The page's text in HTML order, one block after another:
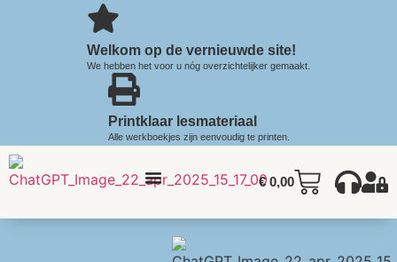
Welkom op de vernieuwde site!
We hebben het voor u nóg overzichtelijker gemaakt.
Printklaar lesmateriaal
Alle werkboekjes zijn eenvoudig te printen.
€0,00